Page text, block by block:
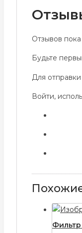
Отзывов пока
Будьте
Для
Войти,